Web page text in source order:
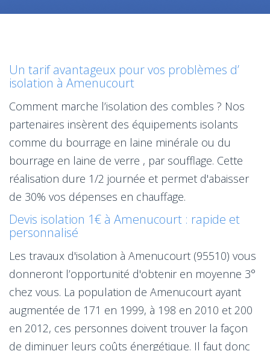
Un tarif avantageux pour vos problèmes d’
isolation à Amenucourt
Comment marche l’isolation des combles ? Nos
partenaires insèrent des équipements isolants
comme du bourrage en laine minérale ou du
bourrage en laine de verre , par soufflage. Cette
réalisation dure 1/2 journée et permet d'abaisser
de 30% vos dépenses en chauffage.
Devis isolation 1€ à Amenucourt : rapide et
personnalisé
Les travaux d'isolation à Amenucourt (95510) vous
donneront l’opportunité d'obtenir en moyenne 3°
chez vous. La population de Amenucourt ayant
augmentée de 171 en 1999, à 198 en 2010 et 200
en 2012, ces personnes doivent trouver la façon
de diminuer leurs coûts énergétique. Il faut donc